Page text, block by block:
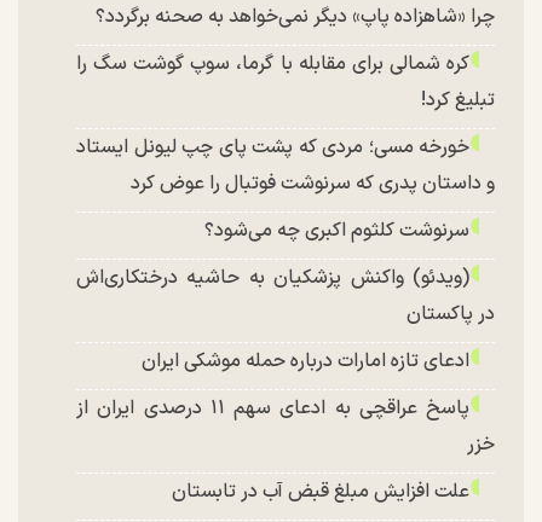
چرا «شاهزاده پاپ» دیگر نمی‌خواهد به صحنه برگردد؟
کره شمالی برای مقابله با گرما، سوپ گوشت سگ را
تبلیغ کرد!
خورخه مسی؛ مردی که پشت پای چپ لیونل ایستاد
و داستان پدری که سرنوشت فوتبال را عوض کرد
سرنوشت کلثوم اکبری چه می‌شود؟
(ویدئو) واکنش پزشکیان به حاشیه درختکاری‌اش
در پاکستان
ادعای تازه امارات درباره حمله موشکی ایران
پاسخ عراقچی به ادعای سهم ۱۱ درصدی ایران از
خزر
علت افزایش مبلغ قبض آب در تابستان